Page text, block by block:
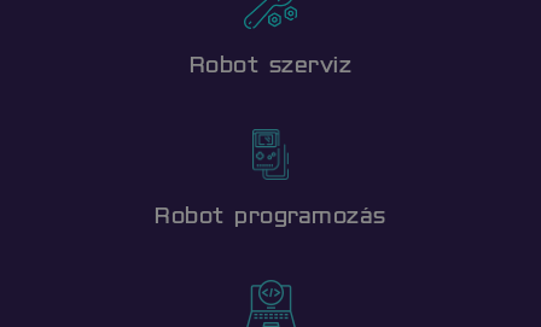
Robot szerviz
Robot programozás
soft_exit_message_displayed